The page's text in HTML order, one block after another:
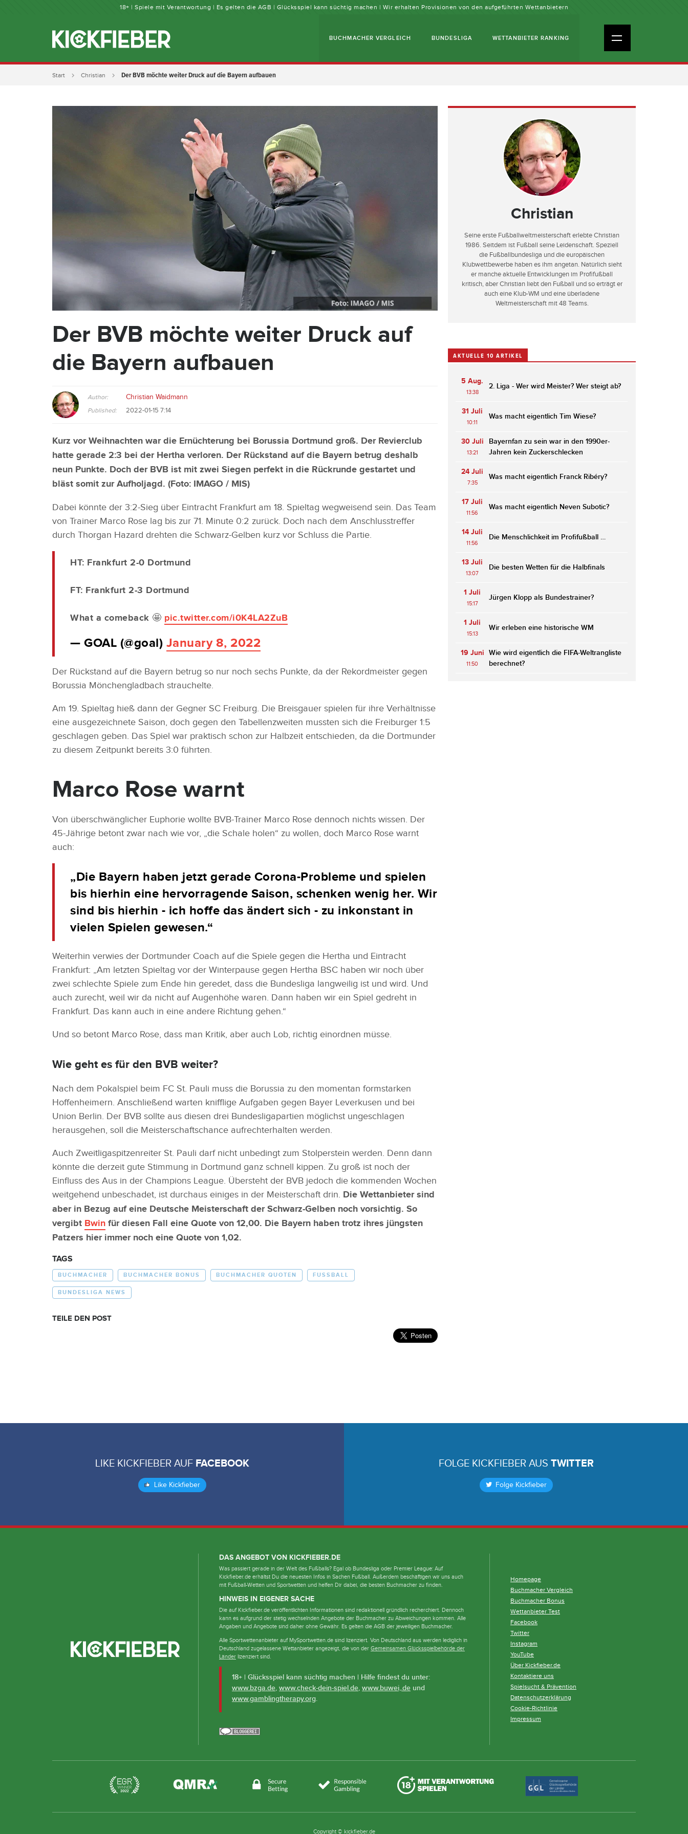
18+ | Spiele mit Verantwortung | Es gelten die AGB | Glücksspiel kann süchtig machen | Wir erhalten Provisionen von den aufgeführten Wettanbietern
BUCHMACHER VERGLEICH BUNDESLIGA WETTANBIETER RANKING
Start Christian Der BVB möchte weiter Druck auf die Bayern aufbauen
Der BVB möchte weiter Druck auf
die Bayern aufbauen
Author: Christian Waidmann
Published: 2022-01-15 7:14
Kurz vor Weihnachten war die Ernüchterung bei Borussia Dortmund groß. Der Revierclub
hatte gerade 2:3 bei der Hertha verloren. Der Rückstand auf die Bayern betrug deshalb
neun Punkte. Doch der BVB ist mit zwei Siegen perfekt in die Rückrunde gestartet und
bläst somit zur Aufholjagd. (Foto: IMAGO / MIS)
Dabei könnte der 3:2-Sieg über Eintracht Frankfurt am 18. Spieltag wegweisend sein. Das Team
von Trainer Marco Rose lag bis zur 71. Minute 0:2 zurück. Doch nach dem Anschlusstreffer
durch Thorgan Hazard drehten die Schwarz-Gelben kurz vor Schluss die Partie.
HT: Frankfurt 2-0 Dortmund
FT: Frankfurt 2-3 Dortmund
What a comeback 🤩 pic.twitter.com/i0K4LA2ZuB
— GOAL (@goal) January 8, 2022
Der Rückstand auf die Bayern betrug so nur noch sechs Punkte, da der Rekordmeister gegen
Borussia Mönchengladbach strauchelte.
Am 19. Spieltag hieß dann der Gegner SC Freiburg. Die Breisgauer spielen für ihre Verhältnisse
eine ausgezeichnete Saison, doch gegen den Tabellenzweiten mussten sich die Freiburger 1:5
geschlagen geben. Das Spiel war praktisch schon zur Halbzeit entschieden, da die Dortmunder
zu diesem Zeitpunkt bereits 3:0 führten.
Marco Rose warnt
Von überschwänglicher Euphorie wollte BVB-Trainer Marco Rose dennoch nichts wissen. Der
45-Jährige betont zwar nach wie vor, „die Schale holen“ zu wollen, doch Marco Rose warnt
auch:
„Die Bayern haben jetzt gerade Corona-Probleme und spielen
bis hierhin eine hervorragende Saison, schenken wenig her. Wir
sind bis hierhin - ich hoffe das ändert sich - zu inkonstant in
vielen Spielen gewesen.“
Weiterhin verwies der Dortmunder Coach auf die Spiele gegen die Hertha und Eintracht
Frankfurt: „Am letzten Spieltag vor der Winterpause gegen Hertha BSC haben wir noch über
zwei schlechte Spiele zum Ende hin geredet, dass die Bundesliga langweilig ist und wird. Und
auch zurecht, weil wir da nicht auf Augenhöhe waren. Dann haben wir ein Spiel gedreht in
Frankfurt. Das kann auch in eine andere Richtung gehen.“
Und so betont Marco Rose, dass man Kritik, aber auch Lob, richtig einordnen müsse.
Wie geht es für den BVB weiter?
Nach dem Pokalspiel beim FC St. Pauli muss die Borussia zu den momentan formstarken
Hoffenheimern. Anschließend warten knifflige Aufgaben gegen Bayer Leverkusen und bei
Union Berlin. Der BVB sollte aus diesen drei Bundesligapartien möglichst ungeschlagen
herausgehen, soll die Meisterschaftschance aufrechterhalten werden.
Auch Zweitligaspitzenreiter St. Pauli darf nicht unbedingt zum Stolperstein werden. Denn dann
könnte die derzeit gute Stimmung in Dortmund ganz schnell kippen. Zu groß ist noch der
Einfluss des Aus in der Champions League. Übersteht der BVB jedoch die kommenden Wochen
weitgehend unbeschadet, ist durchaus einiges in der Meisterschaft drin. Die Wettanbieter sind
aber in Bezug auf eine Deutsche Meisterschaft der Schwarz-Gelben noch vorsichtig. So
vergibt Bwin für diesen Fall eine Quote von 12,00. Die Bayern haben trotz ihres jüngsten
Patzers hier immer noch eine Quote von 1,02.
TAGS
BUCHMACHER BUCHMACHER BONUS BUCHMACHER QUOTEN FUSSBALL
BUNDESLIGA NEWS
TEILE DEN POST
Christian
Seine erste Fußballweltmeisterschaft erlebte Christian
1986. Seitdem ist Fußball seine Leidenschaft. Speziell
die Fußballbundesliga und die europäischen
Klubwettbewerbe haben es ihm angetan. Natürlich sieht
er manche aktuelle Entwicklungen im Profifußball
kritisch, aber Christian liebt den Fußball und so erträgt er
auch eine Klub-WM und eine überladene
Weltmeisterschaft mit 48 Teams.
AKTUELLE 10 ARTIKEL
5 Aug.
13:38
2. Liga - Wer wird Meister? Wer steigt ab?
31 Juli
10:11
Was macht eigentlich Tim Wiese?
30 Juli
13:21
Bayernfan zu sein war in den 1990er-
Jahren kein Zuckerschlecken
24 Juli
7:35
Was macht eigentlich Franck Ribéry?
17 Juli
11:56
Was macht eigentlich Neven Subotic?
14 Juli
11:56
Die Menschlichkeit im Profifußball …
13 Juli
13:07
Die besten Wetten für die Halbfinals
1 Juli
15:17
Jürgen Klopp als Bundestrainer?
1 Juli
15:13
Wir erleben eine historische WM
19 Juni
11:50
Wie wird eigentlich die FIFA-Weltrangliste
berechnet?
LIKE KICKFIEBER AUF FACEBOOK
Like Kickfieber
FOLGE KICKFIEBER AUS TWITTER
Folge Kickfieber
DAS ANGEBOT VON KICKFIEBER.DE
Was passiert gerade in der Welt des Fußballs? Egal ob Bundesliga oder Premier League: Auf
Kickfieber.de erhältst Du die neuesten Infos in Sachen Fußball. Außerdem beschäftigen wir uns auch
mit Fußball-Wetten und Sportwetten und helfen Dir dabei, die besten Buchmacher zu finden.
HINWEIS IN EIGENER SACHE
Die auf Kickfieber.de veröffentlichten Informationen sind redaktionell gründlich recherchiert. Dennoch
kann es aufgrund der stetig wechselnden Angebote der Buchmacher zu Abweichungen kommen. Alle
Angaben und Angebote sind daher ohne Gewähr. Es gelten die AGB der jeweiligen Buchmacher.
Alle Sportwettenanbieter auf MySportwetten.de sind lizenziert. Von Deutschland aus werden lediglich in
Deutschland zugelassene Wettanbieter angezeigt, die von der Gemeinsamen Glücksspielbehörde der
Länder lizenziert sind.
18+ | Glücksspiel kann süchtig machen | Hilfe findest du unter:
www.bzga.de, www.check-dein-spiel.de, www.buwei,.de und
www.gamblingtherapy.org.
Homepage
Buchmacher Vergleich
Buchmacher Bonus
Wettanbieter Test
Facebook
Twitter
Instagram
YouTube
Über Kickfieber.de
Kontaktiere uns
Spielsucht & Prävention
Datenschutzerklärung
Cookie-Richtlinie
Impressum
Copyright © kickfieber.de